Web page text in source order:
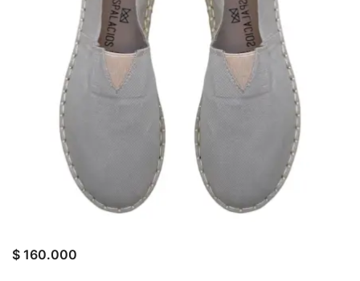
$ 160.000